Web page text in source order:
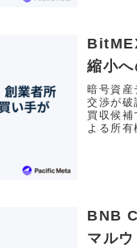
縮小
暗号資
交渉が破
買収候
よる所
BNB
マル